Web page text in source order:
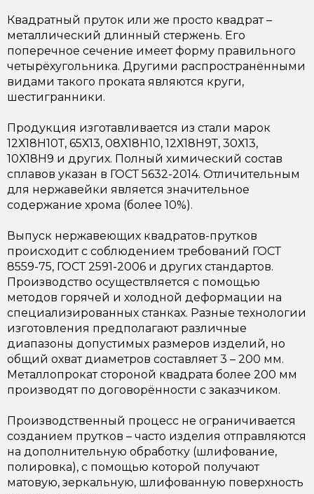
Квадратный пруток или же просто квадрат –
металлический длинный стержень. Его
поперечное сечение имеет форму правильного
четырёхугольника. Другими распространёнными
видами такого проката являются круги,
шестигранники.
Продукция изготавливается из стали марок
12Х18Н10Т, 65Х13, 08Х18Н10, 12Х18Н9Т, 30Х13,
10Х18Н9 и других. Полный химический состав
сплавов указан в ГОСТ 5632-2014. Отличительным
для нержавейки является значительное
содержание хрома (более 10%).
Выпуск нержавеющих квадратов-прутков
происходит с соблюдением требований ГОСТ
8559-75, ГОСТ 2591-2006 и других стандартов.
Производство осуществляется с помощью
методов горячей и холодной деформации на
специализированных станках. Разные технологии
изготовления предполагают различные
диапазоны допустимых размеров изделий, но
общий охват диаметров составляет 3 – 200 мм.
Металлопрокат стороной квадрата более 200 мм
производят по договорённости с заказчиком.
Производственный процесс не ограничивается
созданием прутков – часто изделия отправляются
на дополнительную обработку (шлифование,
полировка), с помощью которой получают
матовую, зеркальную, шлифованную поверхность